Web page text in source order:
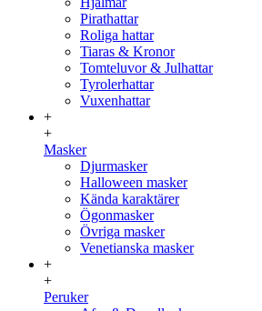
Pirathattar
Roliga hattar
Tiaras & Kronor
Tomteluvor & Julhattar
Tyrolerhattar
Vuxenhattar
+
+
Masker
Djurmasker
Halloween masker
Kända karaktärer
Ögonmasker
Övriga masker
Venetianska masker
+
+
Peruker